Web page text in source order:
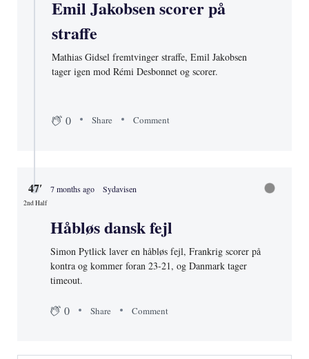
Emil Jakobsen scorer på
straffe
Mathias Gidsel fremtvinger straffe, Emil Jakobsen
tager igen mod Rémi Desbonnet og scorer.
0 Share Comment
47′
2nd Half
7 months ago Sydavisen
Håbløs dansk fejl
Simon Pytlick laver en håbløs fejl, Frankrig scorer på
kontra og kommer foran 23-21, og Danmark tager
timeout.
0 Share Comment